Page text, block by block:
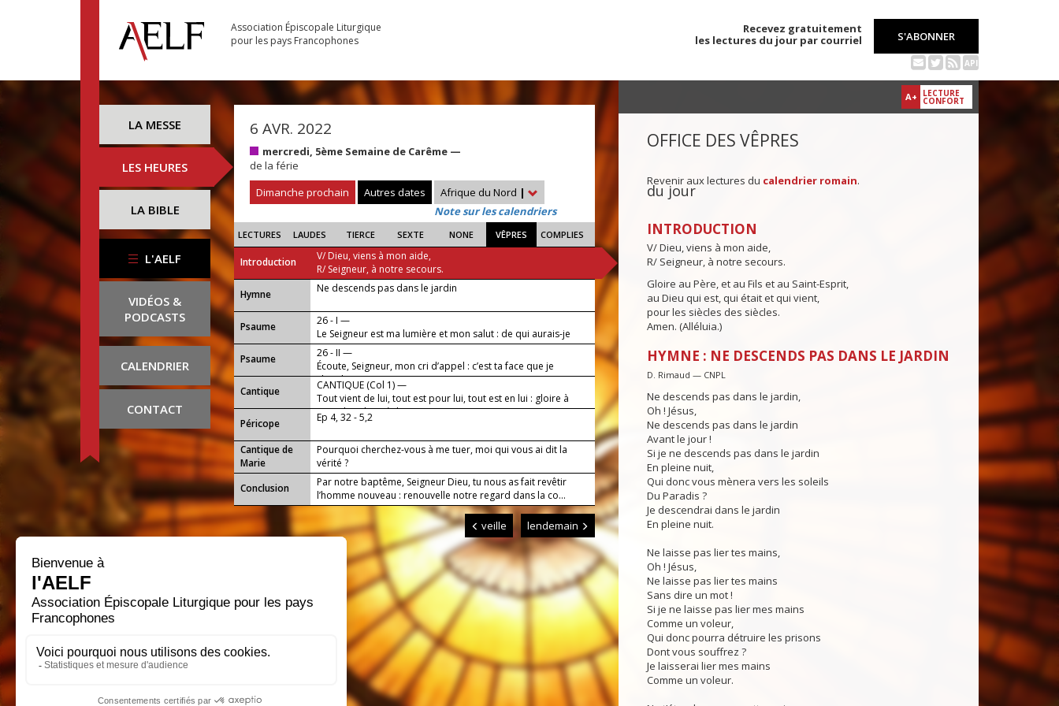
Association Épiscopale Liturgique
pour les pays Francophones
Recevez gratuitement
les lectures du jour par courriel
S'ABONNER
API
LA MESSE
LES HEURES
LA BIBLE
L'AELF
VIDÉOS &
PODCASTS
CALENDRIER
CONTACT
6 AVR. 2022
mercredi, 5ème Semaine de Carême —
de la férie
Dimanche prochain
Autres dates Afrique du Nord |
Note sur les calendriers
LECTURES LAUDES TIERCE SEXTE NONE VÊPRES COMPLIES
Introduction
V/ Dieu, viens à mon aide,
R/ Seigneur, à notre secours.
...
Hymne Ne descends pas dans le jardin
Psaume
26 - I —
Le Seigneur est ma lumière et mon salut : de qui aurais-je
crainte ?
Psaume
26 - II —
Écoute, Seigneur, mon cri d’appel : c’est ta face que je
cherche.
Cantique
CANTIQUE (Col 1) —
Tout vient de lui, tout est pour lui, tout est en lui : gloire à
Dieu dans les siècles !
Péricope
Ep 4, 32 - 5,2
Cantique de
Marie
Pourquoi cherchez-vous à me tuer, moi qui vous ai dit la
vérité ?
Conclusion
Par notre baptême, Seigneur Dieu, tu nous as fait revêtir
l’homme nouveau : renouvelle notre regard dans la co...
veille lendemain
A+ LECTURE
CONFORT
OFFICE DES VÊPRES
Revenir aux lectures du calendrier romain.
du jour
INTRODUCTION
V/ Dieu, viens à mon aide,
R/ Seigneur, à notre secours.
Gloire au Père, et au Fils et au Saint-Esprit,
au Dieu qui est, qui était et qui vient,
pour les siècles des siècles.
Amen. (Alléluia.)
HYMNE : NE DESCENDS PAS DANS LE JARDIN
D. Rimaud — CNPL
Ne descends pas dans le jardin,
Oh ! Jésus,
Ne descends pas dans le jardin
Avant le jour !
Si je ne descends pas dans le jardin
En pleine nuit,
Qui donc vous mènera vers les soleils
Du Paradis ?
Je descendrai dans le jardin
En pleine nuit.
Ne laisse pas lier tes mains,
Oh ! Jésus,
Ne laisse pas lier tes mains
Sans dire un mot !
Si je ne laisse pas lier mes mains
Comme un voleur,
Qui donc pourra détruire les prisons
Dont vous souffrez ?
Je laisserai lier mes mains
Comme un voleur.